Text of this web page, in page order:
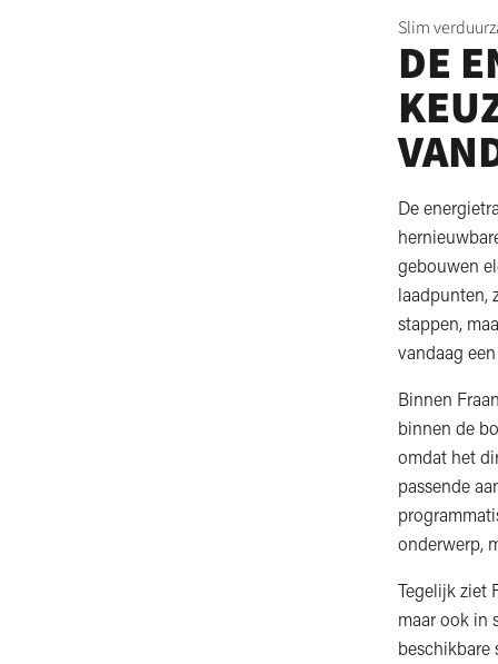
Slim
DE
De
gebouwen
laadpunten,
stappen,
vandaag
Binnen
binnen de
omdat het
passende
onderwerp,
Tegelijk ziet
maar ook in
beschikbare